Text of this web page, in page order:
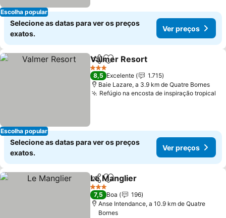
Escolha popular
Selecione as datas para ver os preços
exatos.
Ver preços
Escolha popular
PartilharAdicionar aos favoritos
Valmer Resort
3 Estrelas
8,5 Excelente
1.715
Baie Lazare, a 3.9 km de Quatre Bornes
Refúgio na encosta de inspiração tropical
Selecione as datas para ver os preços
exatos.
Ver preços
PartilharAdicionar aos favoritos
Le Manglier
3 Estrelas
7,5 Boa
196
Anse Intendance, a 10.9 km de Quatre
Bornes